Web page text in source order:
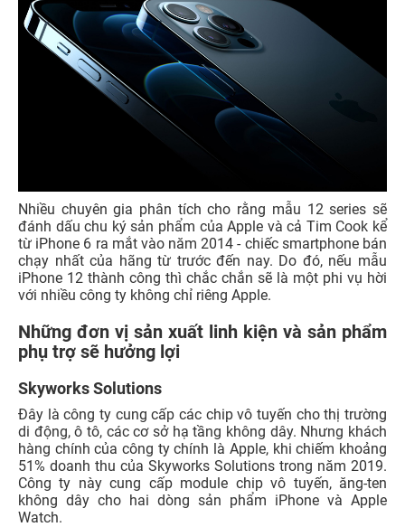
Nhiều chuyên gia phân tích cho rằng mẫu 12 series sẽ
đánh dấu chu ký sản phẩm của Apple và cả Tim Cook kể
từ iPhone 6 ra mắt vào năm 2014 - chiếc smartphone bán
chạy nhất của hãng từ trước đến nay. Do đó, nếu mẫu
iPhone 12 thành công thì chắc chắn sẽ là một phi vụ hời
với nhiều công ty không chỉ riêng Apple.
Những đơn vị sản xuất linh kiện và sản phẩm
phụ trợ sẽ hưởng lợi
Skyworks Solutions
Đây là công ty cung cấp các chip vô tuyến cho thị trường
di động, ô tô, các cơ sở hạ tầng không dây. Nhưng khách
hàng chính của công ty chính là Apple, khi chiếm khoảng
51% doanh thu của Skyworks Solutions trong năm 2019.
Công ty này cung cấp module chip vô tuyến, ăng-ten
không dây cho hai dòng sản phẩm iPhone và Apple
Watch.